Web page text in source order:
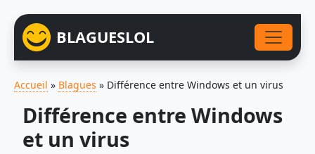
BLAGUESLOL
Accueil » Blagues » Différence entre Windows et un virus
Différence entre Windows
et un virus